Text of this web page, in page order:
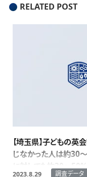
RELATED POST
【埼玉県】子どもの
じなかった人は約30
に対しても約30～
2023.8.29 調査データ